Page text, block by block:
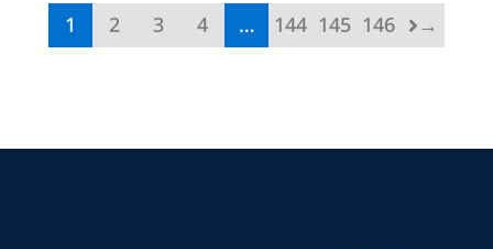
1 2 3 4 … 144 145 146 →